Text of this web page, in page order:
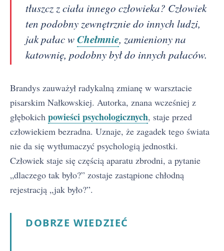
tłuszcz z ciała innego człowieka? Człowiek
ten podobny zewnętrznie do innych ludzi,
jak pałac wChełmnie, zamieniony na
katownię, podobny był do innych pałaców.
Brandys zauważył radykalną zmianę w warsztacie
pisarskim Nałkowskiej. Autorka, znana wcześniej z
głębokich powieści psychologicznych, staje przed
człowiekiem bezradna. Uznaje, że zagadek tego świata
nie da się wytłumaczyć psychologią jednostki.
Człowiek staje się częścią aparatu zbrodni, a pytanie
„dlaczego tak było?” zostaje zastąpione chłodną
rejestracją „jak było?”.
DOBRZE WIEDZIEĆ